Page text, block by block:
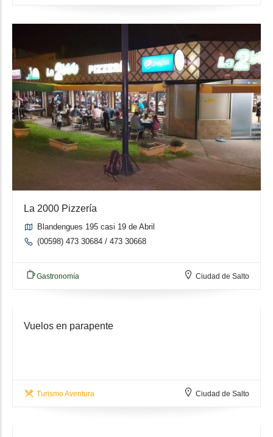
La 2000 Pizzería
Blandengues 195 casi 19 de Abril
(00598) 473 30684 / 473 30668
Gastronomía Ciudad de Salto
Vuelos en parapente
Turismo Aventura Ciudad de Salto